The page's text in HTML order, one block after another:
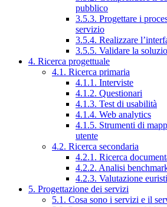
pubblico
3.5.3. Progettare i
servizio
3.5.4. Realizzare
3.5.5. Validare la
4. Ricerca progettuale
4.1. Ricerca primaria
4.1.1. Interviste
4.1.2. Questionari
4.1.3. Test di usabilità
4.1.4. Web analytics
4.1.5. Strumenti di
utente
4.2. Ricerca secondaria
4.2.1. Ricerca
4.2.2. Analisi
4.2.3. Valutazione
5. Progettazione dei servizi
5.1. Cosa sono i servizi e il